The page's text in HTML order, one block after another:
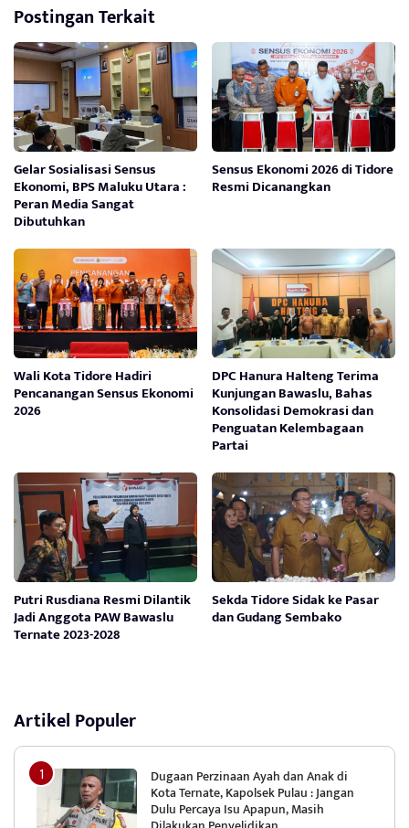
Postingan Terkait
Gelar Sosialisasi Sensus
Ekonomi, BPS Maluku Utara :
Peran Media Sangat
Dibutuhkan
Sensus Ekonomi 2026 di Tidore
Resmi Dicanangkan
Wali Kota Tidore Hadiri
Pencanangan Sensus Ekonomi
2026
DPC Hanura Halteng Terima
Kunjungan Bawaslu, Bahas
Konsolidasi Demokrasi dan
Penguatan Kelembagaan
Partai
Putri Rusdiana Resmi Dilantik
Jadi Anggota PAW Bawaslu
Ternate 2023-2028
Sekda Tidore Sidak ke Pasar
dan Gudang Sembako
Artikel Populer
Dugaan Perzinaan Ayah dan Anak di
Kota Ternate, Kapolsek Pulau : Jangan
Dulu Percaya Isu Apapun, Masih